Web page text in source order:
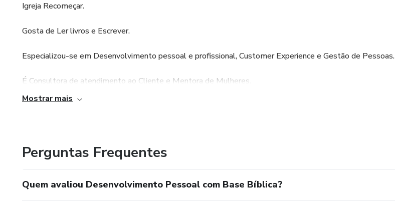
Igreja Recomeçar.
Gosta de Ler livros e Escrever.
Especializou-se em Desenvolvimento pessoal e profissional, Customer Experience e Gestão de Pessoas.
É Consultora de atendimento ao Cliente e Mentora de Mulheres.
Mostrar mais
Perguntas Frequentes
Quem avaliou Desenvolvimento Pessoal com Base Bíblica?